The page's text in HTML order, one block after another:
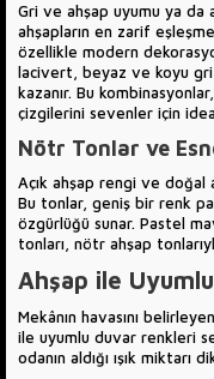
Gri ve ahşap uyumu ya da
ahşapların en zarif
özellikle modern
lacivert, beyaz ve koyu
kazanır. Bu
çizgilerini sevenler için
Nötr Tonlar ve
Açık ahşap rengi ve
Bu tonlar, geniş bir renk
özgürlüğü sunar. Pastel
tonları, nötr ahşap
Ahşap ile
Mekânın havasını
ile uyumlu duvar renkleri
odanın aldığı ışık miktarı